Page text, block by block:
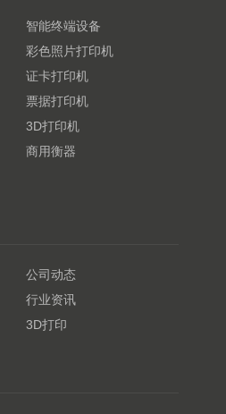
智能终端设备
彩色照片打印机
证卡打印机
票据打印机
3D打印机
商用衡器
公司动态
行业资讯
3D打印